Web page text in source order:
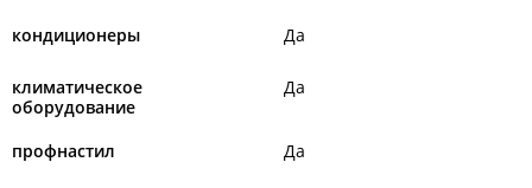
кондиционеры Да
климатическое
оборудование
Да
профнастил Да